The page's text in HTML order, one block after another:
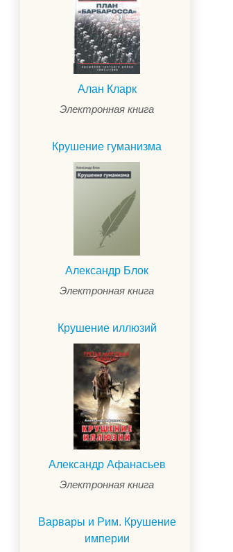
Алан Кларк
Электронная книга
Крушение гуманизма
Александр Блок
Электронная книга
Крушение иллюзий
Александр Афанасьев
Электронная книга
Варвары и Рим. Крушение
империи